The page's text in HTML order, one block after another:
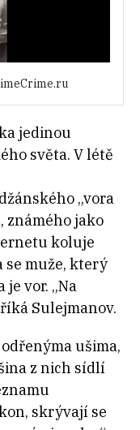
jedinou
světa. V létě
„vora
známého jako
koluje
se muže, který
vor. „Na
Sulejmanov.
ušima,
z nich sídlí
skrývají se